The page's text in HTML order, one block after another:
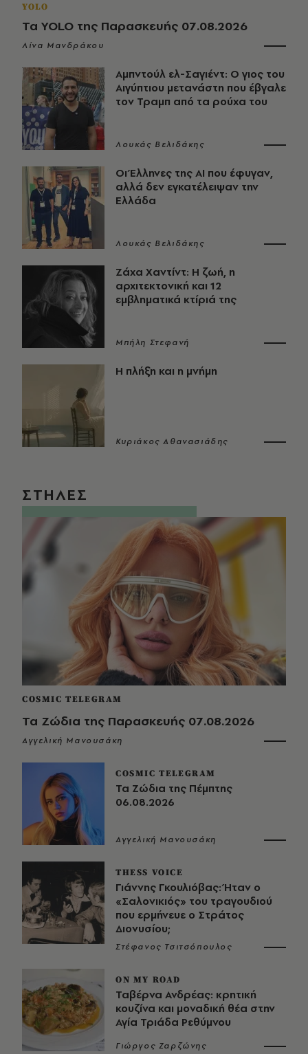
YOLO
Τα YOLO της Παρασκευής 07.08.2026
Λίνα Μανδράκου
Αμπντούλ ελ-Σαγιέντ: Ο γιος του
Αιγύπτιου μετανάστη που έβγαλε
τον Τραμπ από τα ρούχα του
Λουκάς Βελιδάκης
Οι Έλληνες της ΑΙ που έφυγαν,
αλλά δεν εγκατέλειψαν την
Ελλάδα
Λουκάς Βελιδάκης
Ζάχα Χαντίντ: Η ζωή, η
αρχιτεκτονική και 12
εμβληματικά κτίριά της
Μπήλη Στεφανή
Η πλήξη και η μνήμη
Κυριάκος Αθανασιάδης
ΣΤΗΛΕΣ
COSMIC TELEGRAM
Τα Ζώδια της Παρασκευής 07.08.2026
Αγγελική Μανουσάκη
COSMIC TELEGRAM
Τα Ζώδια της Πέμπτης
06.08.2026
Αγγελική Μανουσάκη
THESS VOICE
Γιάννης Γκουλιόβας: Ήταν ο
«Σαλονικιός» του τραγουδιού
που ερμήνευε ο Στράτος
Διονυσίου;
Στέφανος Τσιτσόπουλος
ON MY ROAD
Ταβέρνα Ανδρέας: κρητική
κουζίνα και μοναδική θέα στην
Αγία Τριάδα Ρεθύμνου
Γιώργος Ζαρζώνης